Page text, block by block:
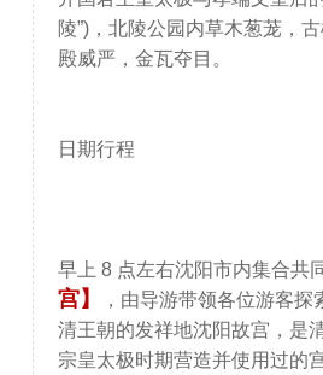
陵”)，北陵公园内草木葱茏，
殿威严，金瓦夺目。
日期行程
早上 8 点左右沈阳市内集合共
宫】
，由导游带领各位游客
清王朝的发祥地沈阳故宫，是
宗皇太极时期营造并使用过的